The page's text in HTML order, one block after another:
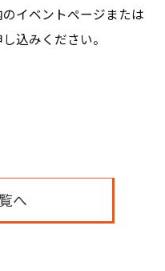
イベントページまたは
込みください。
へ